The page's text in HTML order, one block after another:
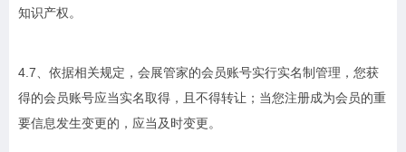
知识产权。
4.7、依据相关规定，会展管家的会员账号实行实名制管理，您获
得的会员账号应当实名取得，且不得转让；当您注册成为会员的重
要信息发生变更的，应当及时变更。